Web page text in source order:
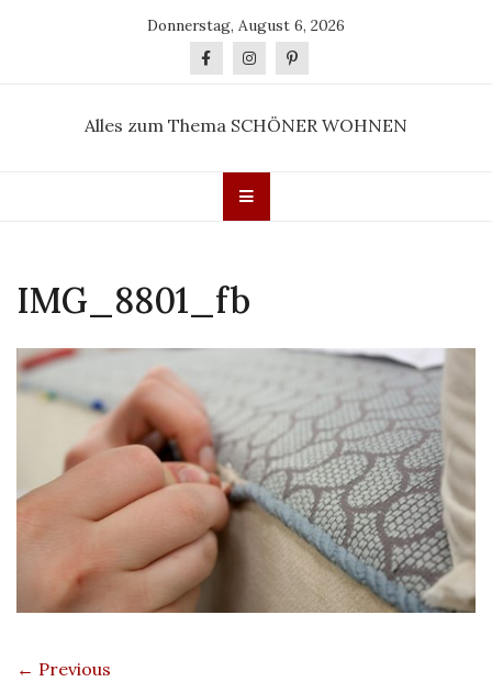
Donnerstag, August 6, 2026
Alles zum Thema SCHÖNER WOHNEN
IMG_8801_fb
← Previous